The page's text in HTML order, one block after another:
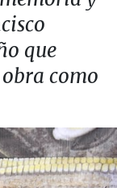
que
como